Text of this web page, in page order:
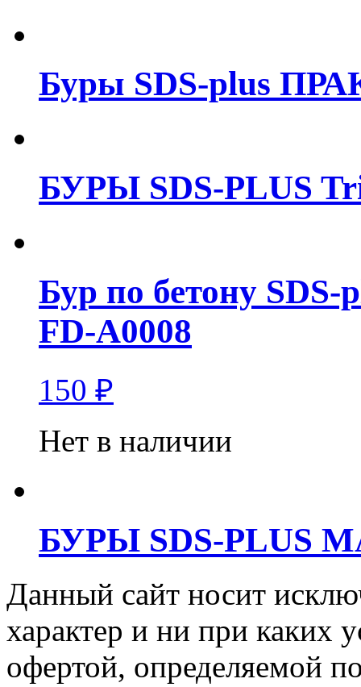
Буры SDS-plus
БУРЫ SDS-PLUS
Бур по бетону
FD-A0008
150 ₽
Нет в наличии
БУРЫ SDS-PLUS
Данный сайт носит
характер и ни при каких
офертой, определяемой